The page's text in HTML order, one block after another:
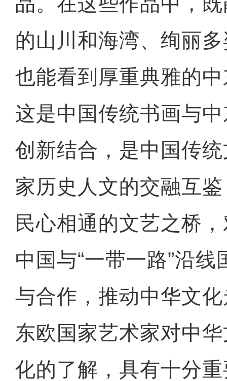
的山川和海湾、绚丽
也能看到厚重典雅的
这是中国传统书画与
创新结合，是中国传
家历史人文的交融互
民心相通的文艺之桥
中国与“一带一路”沿
与合作，推动中华文
东欧国家艺术家对中
化的了解，具有十分